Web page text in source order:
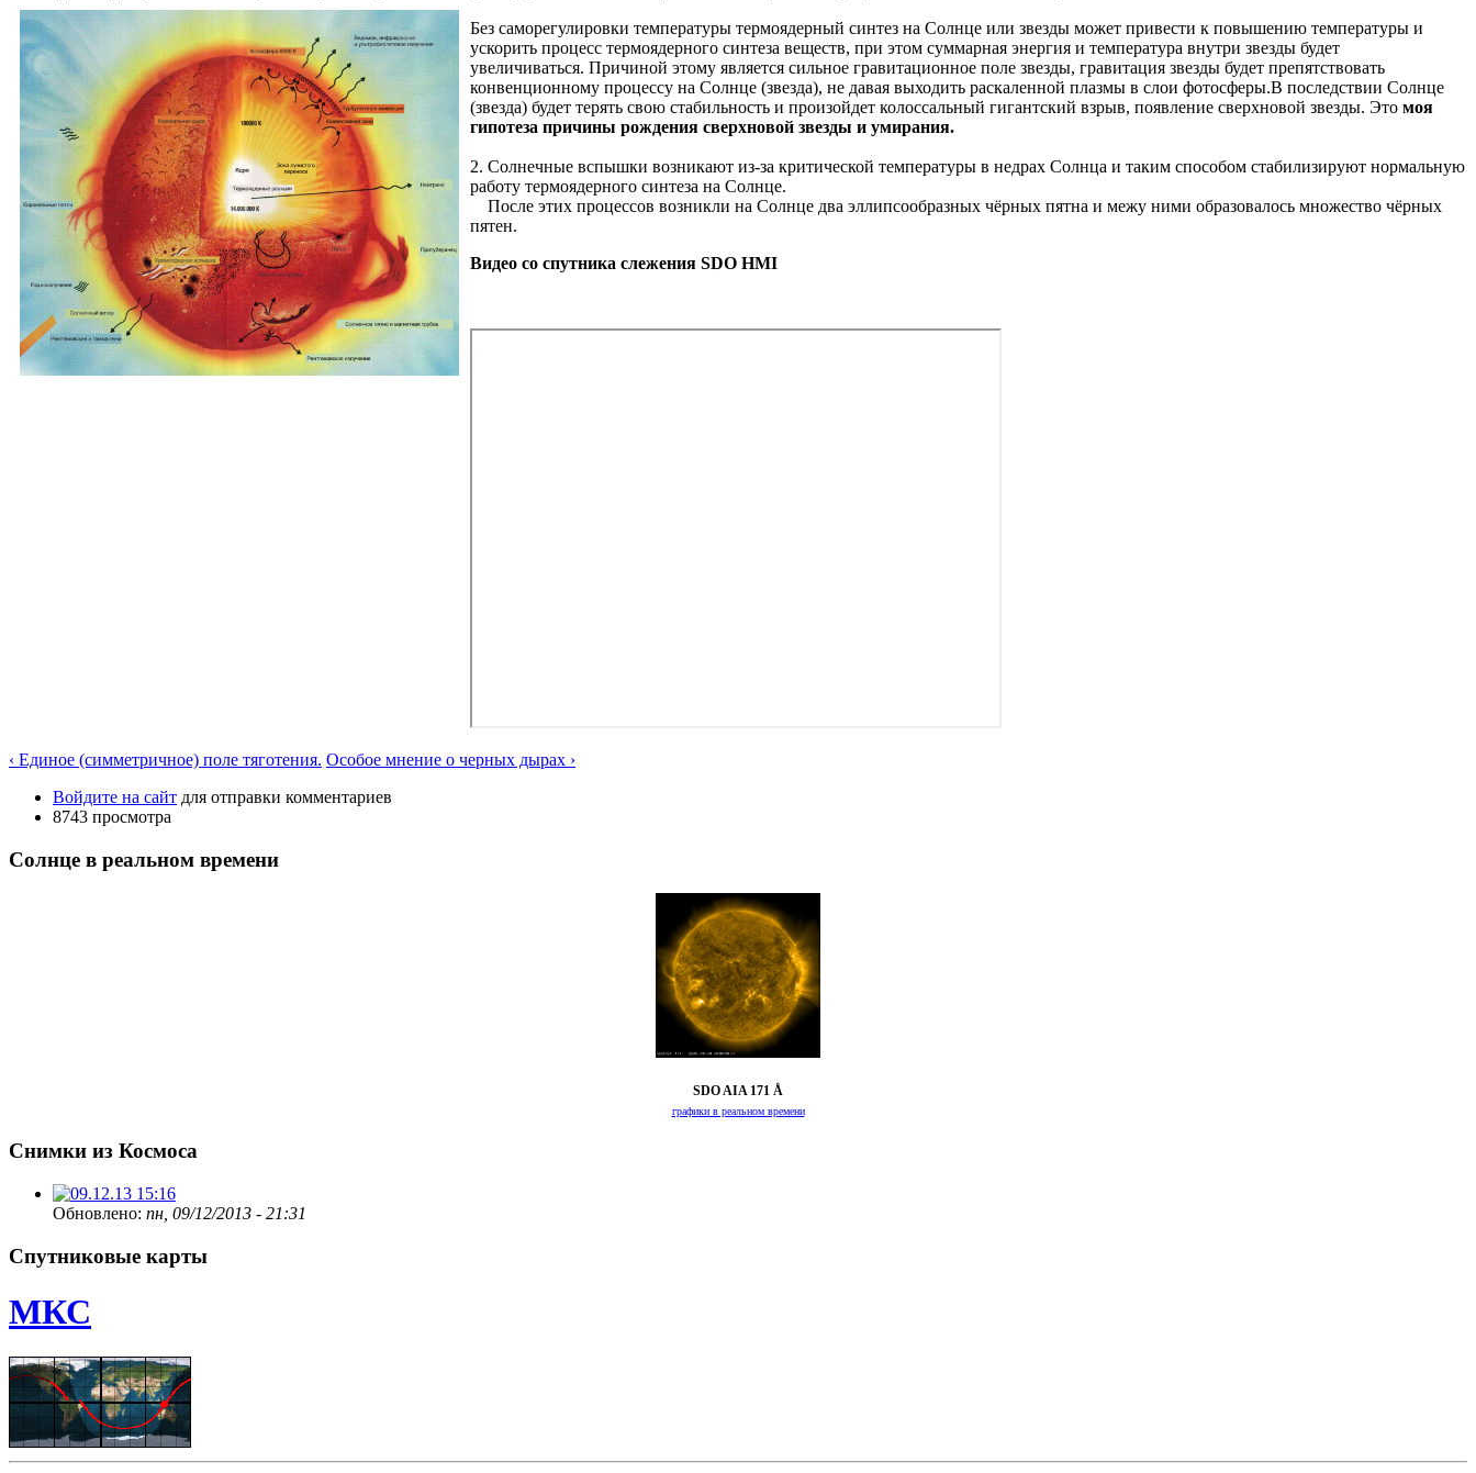
Без саморегулировки температуры термоядерный синтез на Солнце или звезды может привести к повышению температуры и
ускорить процесс термоядерного синтеза веществ, при этом суммарная энергия и температура внутри звезды будет
увеличиваться. Причиной этому является сильное гравитационное поле звезды, гравитация звезды будет препятствовать
конвенционному процессу на Солнце (звезда), не давая выходить раскаленной плазмы в слои фотосферы.В последствии Солнце
(звезда) будет терять свою стабильность и произойдет колоссальный гигантский взрыв, появление сверхновой звезды. Это моя
гипотеза причины рождения сверхновой звезды и умирания.
2. Солнечные вспышки возникают из-за критической температуры в недрах Солнца и таким способом стабилизируют нормальную
работу термоядерного синтеза на Солнце.
После этих процессов возникли на Солнце два эллипсообразных чёрных пятна и межу ними образовалось множество чёрных
пятен.
Видео со спутника слежения SDO HMI
‹ Единое (симметричное) поле тяготения. Особое мнение о черных дырах ›
Войдите на сайт для отправки комментариев
8743 просмотра
Солнце в реальном времени
SDO AIA 171 Å
графики в реальном времени
Снимки из Космоса
Обновлено: пн, 09/12/2013 - 21:31
Спутниковые карты
МКС